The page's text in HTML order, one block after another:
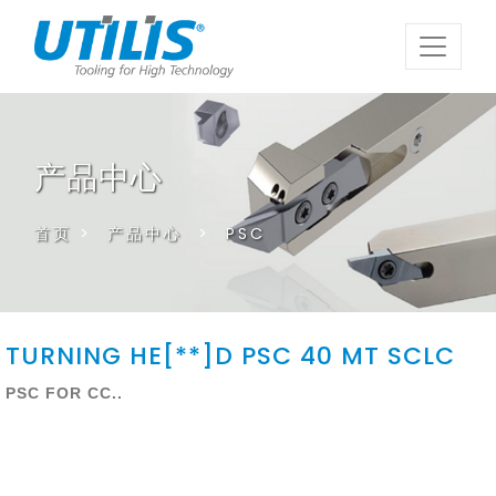
产品中心
首页 > 产品中心 > PSC
TURNING HE[**]D PSC 40 MT SCLC
PSC FOR CC..